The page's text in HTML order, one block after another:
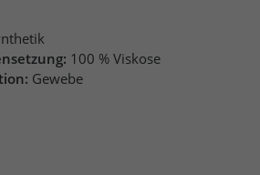
100 % Viskose
Gewebe